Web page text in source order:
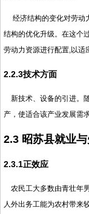
经济结构的变化对劳动
结构的优化升级。在这个
劳动力资源进行配置,以适
2.2.3技术方面
新技术、设备的引进。
产，使适合该产业发展需
2.3 昭苏县就业
2.3.1正效应
农民工大多数由青壮年
人外出务工能为农村带来